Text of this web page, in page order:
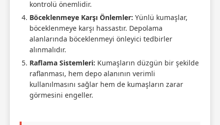
kontrolü önemlidir.
Böceklenmeye Karşı Önlemler: Yünlü kumaşlar,
böceklenmeye karşı hassastır. Depolama
alanlarında böceklenmeyi önleyici tedbirler
alınmalıdır.
Raflama Sistemleri: Kumaşların düzgün bir şekilde
raflanması, hem depo alanının verimli
kullanılmasını sağlar hem de kumaşların zarar
görmesini engeller.